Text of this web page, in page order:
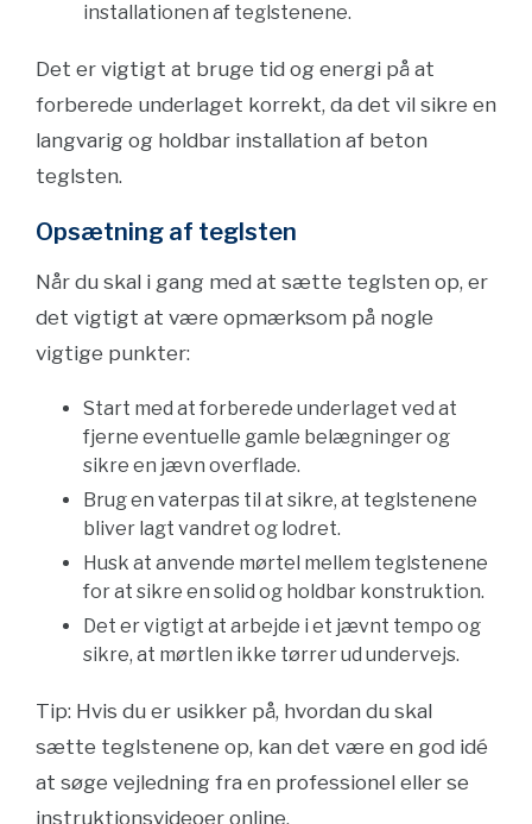
installationen af teglstenene.
Det er vigtigt at bruge tid og energi på at
forberede underlaget korrekt, da det vil sikre en
langvarig og holdbar installation af beton
teglsten.
Opsætning af teglsten
Når du skal i gang med at sætte teglsten op, er
det vigtigt at være opmærksom på nogle
vigtige punkter:
Start med at forberede underlaget ved at
fjerne eventuelle gamle belægninger og
sikre en jævn overflade.
Brug en vaterpas til at sikre, at teglstenene
bliver lagt vandret og lodret.
Husk at anvende mørtel mellem teglstenene
for at sikre en solid og holdbar konstruktion.
Det er vigtigt at arbejde i et jævnt tempo og
sikre, at mørtlen ikke tørrer ud undervejs.
Tip: Hvis du er usikker på, hvordan du skal
sætte teglstenene op, kan det være en god idé
at søge vejledning fra en professionel eller se
instruktionsvideoer online.